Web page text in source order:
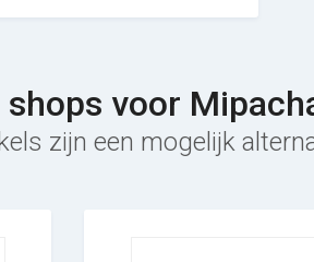
voor
zijn een mogelijk